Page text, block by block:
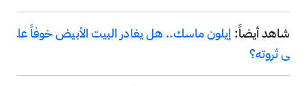
شاهد أيضاً: إيلون ماسك.. هل يغادر البيت الأبيض خوفاً عل
ى ثروته؟